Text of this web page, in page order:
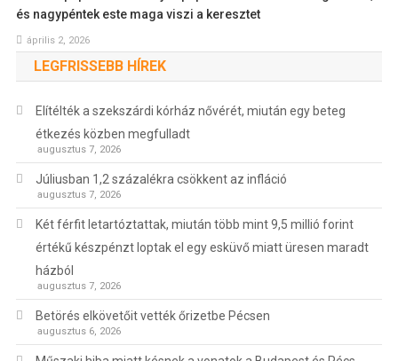
és nagypéntek este maga viszi a keresztet
április 2, 2026
LEGFRISSEBB HÍREK
Elítélték a szekszárdi kórház nővérét, miután egy beteg
étkezés közben megfulladt
augusztus 7, 2026
Júliusban 1,2 százalékra csökkent az infláció
augusztus 7, 2026
Két férfit letartóztattak, miután több mint 9,5 millió forint
értékű készpénzt loptak el egy esküvő miatt üresen maradt
házból
augusztus 7, 2026
Betörés elkövetőit vették őrizetbe Pécsen
augusztus 6, 2026